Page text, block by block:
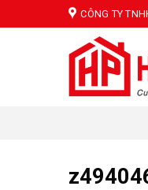
to
CÔNG TY